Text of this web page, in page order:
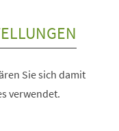
Sie sich damit
verwendet.